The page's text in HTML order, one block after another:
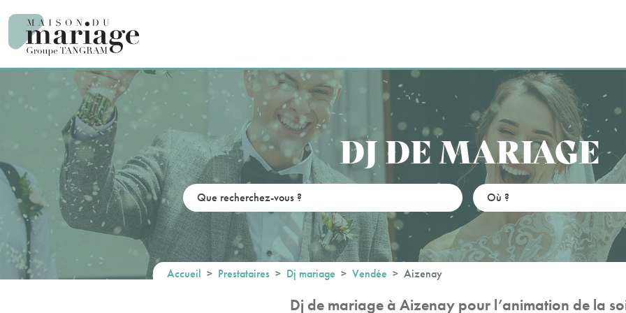
DJ DE MARIAGE
Accueil Prestataires Dj mariage Vendée Aizenay
Dj de mariage à Aizenay pour l’animation de la